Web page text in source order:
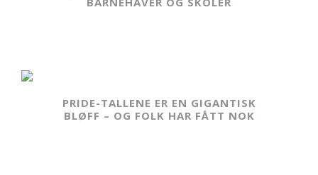
PRIDE-TALLENE ER EN GIGANTISK
BLØFF – OG FOLK HAR FÅTT NOK